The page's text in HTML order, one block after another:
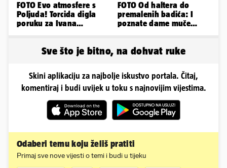
FOTO Evo atmosfere s
Poljuda! Torcida digla
poruku za Ivana
FOTO Od haltera do
premalenih badića: I
poznate dame muče
Sve što je bitno, na dohvat ruke
Skini aplikaciju za najbolje iskustvo portala. Čitaj,
komentiraj i budi uvijek u toku s najnovijim vijestima.
Odaberi temu koju želiš pratiti
Primaj sve nove vijesti o temi i budi u tijeku